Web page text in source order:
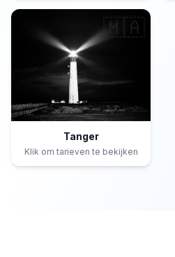
🇲🇦
Tanger
Klik om tarieven te bekijken